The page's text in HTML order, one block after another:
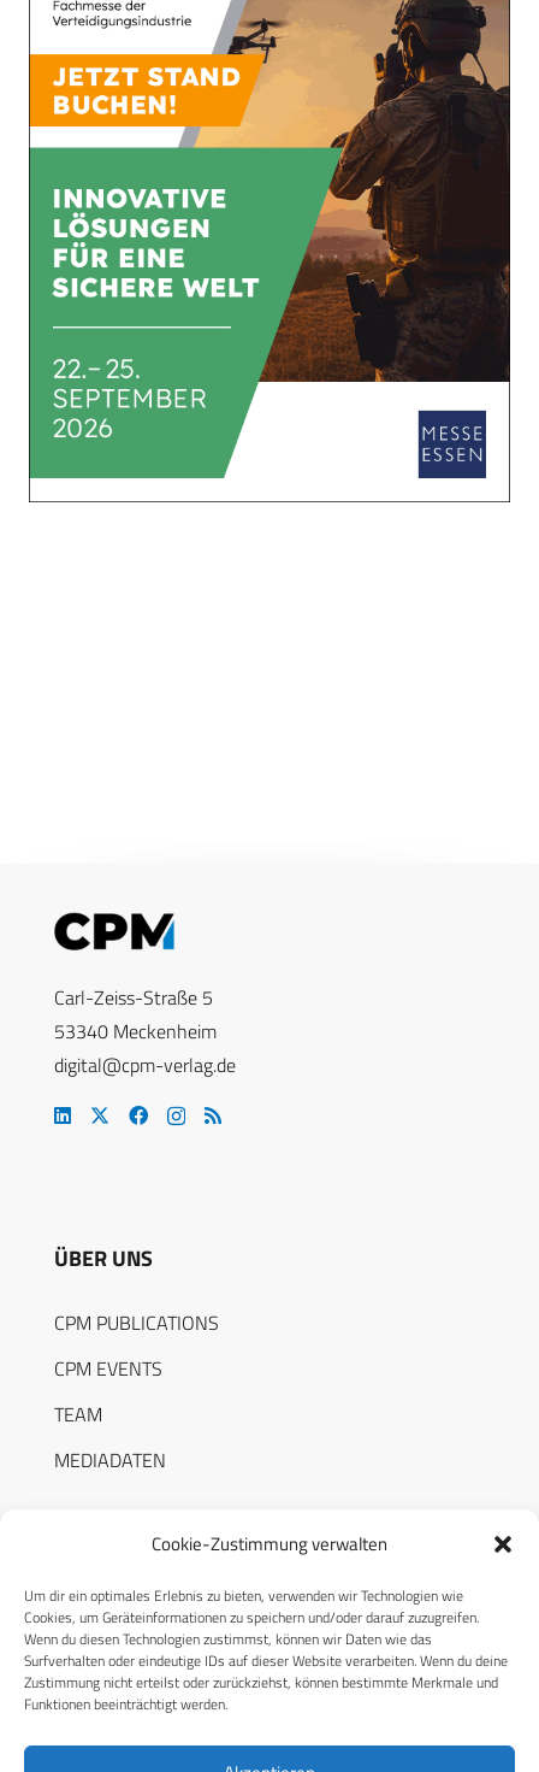
Cookie-Zustimmung verwalten
Um dir ein optimales Erlebnis zu bieten, verwenden wir Technologien wie
Cookies, um Geräteinformationen zu speichern und/oder darauf zuzugreifen.
Wenn du diesen Technologien zustimmst, können wir Daten wie das
Surfverhalten oder eindeutige IDs auf dieser Website verarbeiten. Wenn du deine
Zustimmung nicht erteilst oder zurückziehst, können bestimmte Merkmale und
Funktionen beeinträchtigt werden.
Carl-Zeiss-Straße 5
53340 Meckenheim
digital@cpm-verlag.de
ÜBER UNS
CPM PUBLICATIONS
CPM EVENTS
TEAM
MEDIADATEN
RECHTLICHES
Datenschutzerklärung
Cookie-Richtlinie (EU)